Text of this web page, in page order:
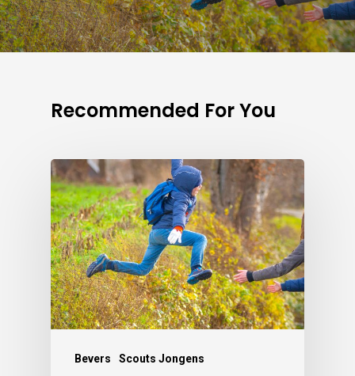
Recommended For You
Bevers Scouts Jongens